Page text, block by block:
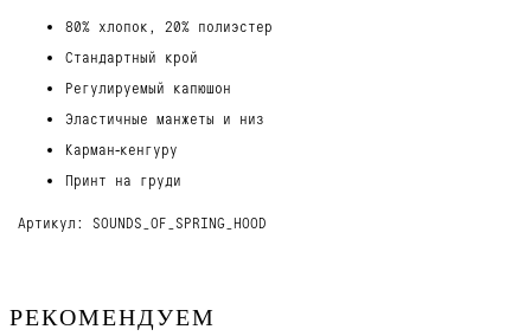
80% хлопок, 20% полиэстер
Стандартный крой
Регулируемый капюшон
Эластичные манжеты и низ
Карман‑кенгуру
Принт на груди
Артикул: SOUNDS_OF_SPRING_HOOD
РЕКОМЕНДУЕМ